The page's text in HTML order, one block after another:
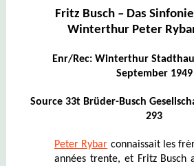
Fritz Busch – Das
Winterthur Peter
Enr/Rec: Winterthur
September 1949
Source 33t Brüder-Busch
293
Peter Rybar connaissait les
années trente, et Fritz Busch